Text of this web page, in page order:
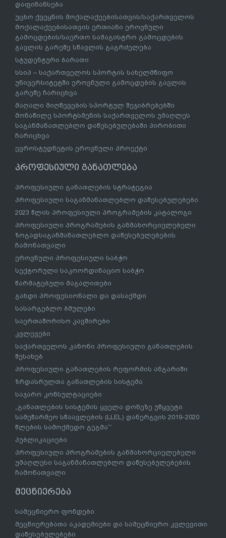
დაფინანსება
უცხო ქვეყნის მოქალაქეებისათვის/საქართველოს
მოქალაქეებისათვის ერთიანი ეროვნული
გამოცდების/საერთო სამაგისტრო გამოცდების
გავლის გარეშე სწავლის გაგრძელება
სტუდენტური ბარათი
სსიპ – საქართველოს სპორტის სახელმწიფო
უნივერსიტეტში ეროვნული გამოცდების გავლის
გარეშე ჩარიცხვა
მაღალი მიღწევების სპორტულ შეჯიბრებებში
მონაწილე სპორტსმენის საქართველოს უმაღლეს
საგანმანათლებლო დაწესებულებაში პირობითი
ჩარიცხვა
ევროსტუდნეტის ეროვნული პროექტი
პროფესიული განათლება
პროფესიული განათლების სტრატეგია
პროფესიული საგანმანათლებლო დაწესებულებები
2023 წლის პროფესიული პროგრამების კატალოგი
პროფესიული პროგრამების განმახორციელებელი
ზოგადსაგანმანათლებლო დაწესებულებების
ჩამონათვალი
ეროვნული პროფესიული საბჭო
სექტორული საკოორდინაციო საბჭო
წარმატებული მაგალითები
გახდი პროფესიონალი და დასაქმდი
სასარგებლო ბმულები
საერთაშორისო კავშირები
კვლევები
საქართველოს კანონი პროფესიული განათლების
შესახებ
პროფესიული განათლების რეფორმის ანგარიში
ზრდასრულთა განათლების სისტემა
საჯარო კონსულტაციები
„განათლების სისტემის ყველა დონეზე უწყვეტი
სამეწარმეო სწაავლების (LLEL) დანერგვის 2019-2020
წლების სამოქმედო გეგმა“’
პუბლიკაციები
პროფესიული პროგრამების განმახორციელებელი
უმაღლესი საგანმანათლებლო დაწესებულებების
ჩამონათვალი
მეცნიერება
სამეცნიერო ფონდები
მეცნიერებათა აკადემიები და სამეცნიერო კვლევითი
დაწესებულებები